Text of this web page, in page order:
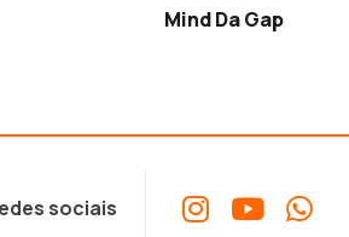
Mind Da Gap
sociais